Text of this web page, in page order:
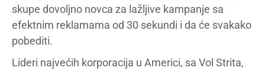
skupe dovoljno novca za lažljive kampanje sa
efektnim reklamama od 30 sekundi i da će svakako
pobediti.
Lideri najvećih korporacija u Americi, sa Vol Strita,